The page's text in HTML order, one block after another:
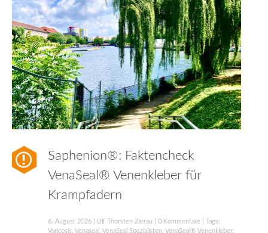
Saphenion®: Faktencheck
VenaSeal® Venenkleber für
Krampfadern
6. August 2026 Ulf Thorsten Zierau 0 Kommentare | Tags:
Varicosis Venaseal VenaSeal Spezialisten VenaSeal® Venenkleber